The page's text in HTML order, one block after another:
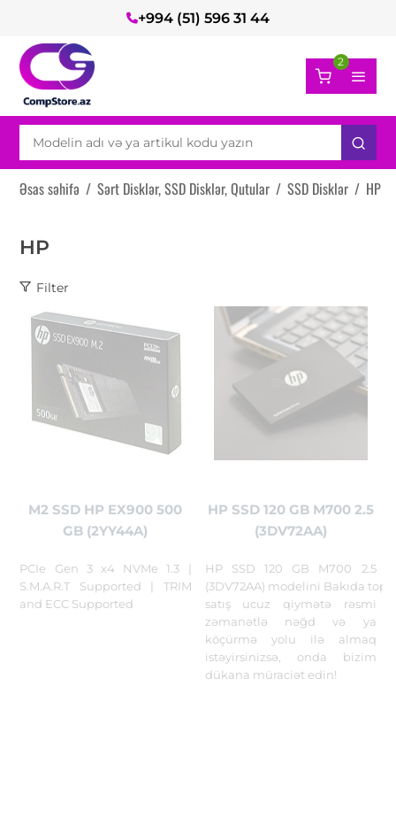
+994 (51) 596 31 44
2
Əsas səhifə / Sərt Disklər, SSD Disklər, Qutular / SSD Disklər / HP
HP
Filter
M2 SSD HP EX900 500
GB (2YY44A)
PCIe Gen 3 x4 NVMe 1.3 |
S.M.A.R.T Supported | TRIM
and ECC Supported
HP SSD 120 GB M700 2.5
(3DV72AA)
HP SSD 120 GB M700 2.5
(3DV72AA) modelini Bakıda
satış ucuz qiymətə rəsmi
zəmanətlə nəğd və ya
köçürmə yolu ilə almaq
istəyirsinizsə, onda bizim
dükana müraciət edin!